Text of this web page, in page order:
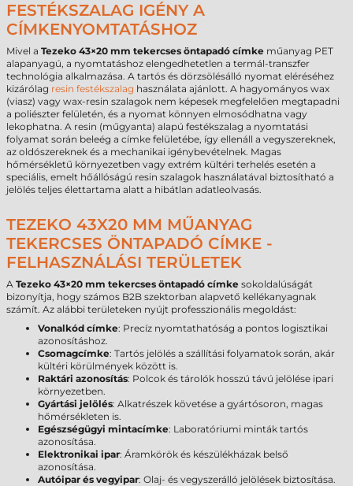
FESTÉKSZALAG IGÉNY A
CÍMKENYOMTATÁSHOZ
Mivel a Tezeko 43×20 mm tekercses öntapadó címke műanyag PET
alapanyagú, a nyomtatáshoz elengedhetetlen a termál-transzfer
technológia alkalmazása. A tartós és dörzsölésálló nyomat eléréséhez
kizárólag resin festékszalag használata ajánlott. A hagyományos wax
(viasz) vagy wax-resin szalagok nem képesek megfelelően megtapadni
a poliészter felületén, és a nyomat könnyen elmosódhatna vagy
lekophatna. A resin (műgyanta) alapú festékszalag a nyomtatási
folyamat során beleég a címke felületébe, így ellenáll a vegyszereknek,
az oldószereknek és a mechanikai igénybevételnek. Magas
hőmérsékletű környezetben vagy extrém kültéri terhelés esetén a
speciális, emelt hőállóságú resin szalagok használatával biztosítható a
jelölés teljes élettartama alatt a hibátlan adatleolvasás.
TEZEKO 43X20 MM MŰANYAG
TEKERCSES ÖNTAPADÓ CÍMKE -
FELHASZNÁLÁSI TERÜLETEK
A Tezeko 43×20 mm tekercses öntapadó címke sokoldalúságát
bizonyítja, hogy számos B2B szektorban alapvető kellékanyagnak
számít. Az alábbi területeken nyújt professzionális megoldást:
Vonalkód címke: Precíz nyomtathatóság a pontos logisztikai
azonosításhoz.
Csomagcímke: Tartós jelölés a szállítási folyamatok során, akár
kültéri körülmények között is.
Raktári azonosítás: Polcok és tárolók hosszú távú jelölése ipari
környezetben.
Gyártási jelölés: Alkatrészek követése a gyártósoron, magas
hőmérsékleten is.
Egészségügyi mintacímke: Laboratóriumi minták tartós
azonosítása.
Elektronikai ipar: Áramkörök és készülékházak belső
azonosítása.
Autóipar és vegyipar: Olaj- és vegyszerálló jelölések biztosítása.